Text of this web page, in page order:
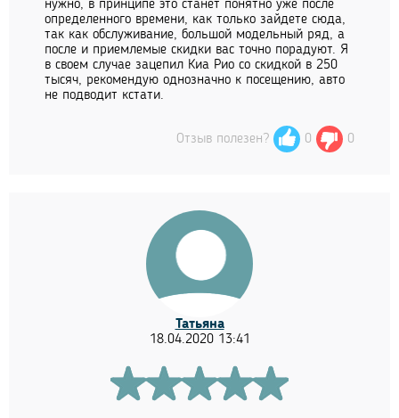
нужно, в принципе это станет понятно уже после
определенного времени, как только зайдете сюда,
так как обслуживание, большой модельный ряд, а
после и приемлемые скидки вас точно порадуют. Я
в своем случае зацепил Киа Рио со скидкой в 250
тысяч, рекомендую однозначно к посещению, авто
не подводит кстати.
Отзыв полезен? 0 0
Татьяна
18.04.2020 13:41